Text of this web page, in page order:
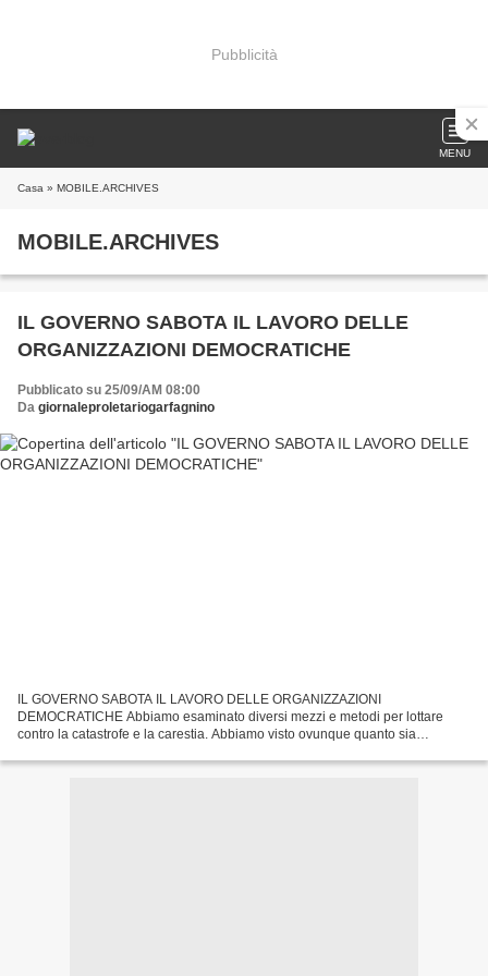
Pubblicità
MENU
Casa » MOBILE.ARCHIVES
MOBILE.ARCHIVES
IL GOVERNO SABOTA IL LAVORO DELLE
ORGANIZZAZIONI DEMOCRATICHE
Pubblicato su 25/09/AM 08:00
Da giornaleproletariogarfagnino
IL GOVERNO SABOTA IL LAVORO DELLE ORGANIZZAZIONI
DEMOCRATICHE Abbiamo esaminato diversi mezzi e metodi per lottare
contro la catastrofe e la carestia. Abbiamo visto ovunque quanto sia